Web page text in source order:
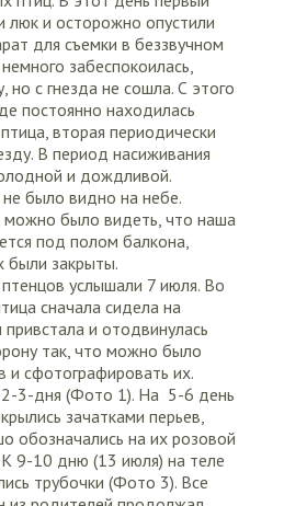
люк и осторожно опустили
для съемки в беззвучном
забеспокоилась,
но с гнезда не сошла. С этого
постоянно находилась
вторая периодически
В период насиживания
и дождливой.
было видно на небе.
можно было видеть, что наша
под полом балкона,
были закрыты.
услышали 7 июля. Во
сначала сидела на
привстала и отодвинулась
так, что можно было
и сфотографировать их.
3-дня (Фото 1). На 5-6 день
зачатками перьев,
обозначались на их розовой
9-10 дню (13 июля) на теле
трубочки (Фото 3). Все